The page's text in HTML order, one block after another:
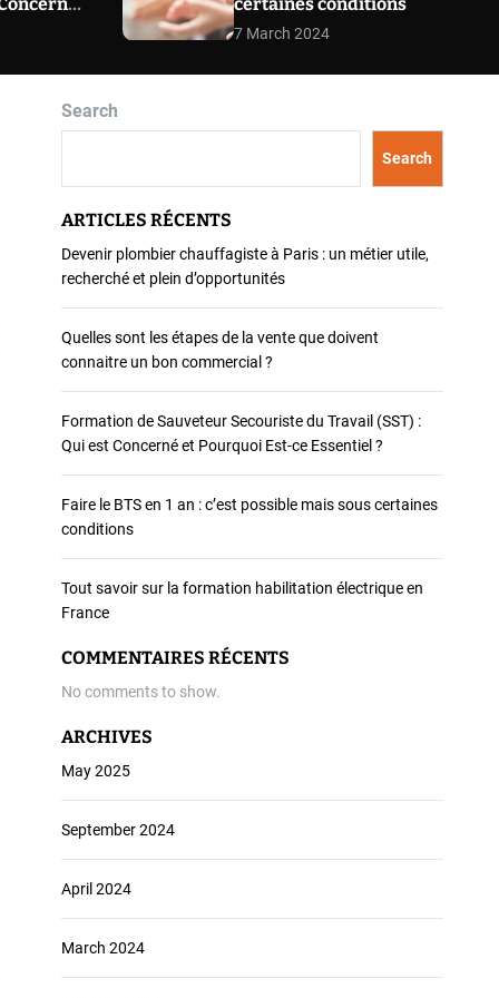
d
ce
7 March 2024
Search
Search
ARTICLES RÉCENTS
Devenir plombier chauffagiste à Paris : un métier utile,
recherché et plein d’opportunités
Quelles sont les étapes de la vente que doivent
connaitre un bon commercial ?
Formation de Sauveteur Secouriste du Travail (SST) :
Qui est Concerné et Pourquoi Est-ce Essentiel ?
Faire le BTS en 1 an : c’est possible mais sous certaines
conditions
Tout savoir sur la formation habilitation électrique en
France
COMMENTAIRES RÉCENTS
No comments to show.
ARCHIVES
May 2025
September 2024
April 2024
March 2024